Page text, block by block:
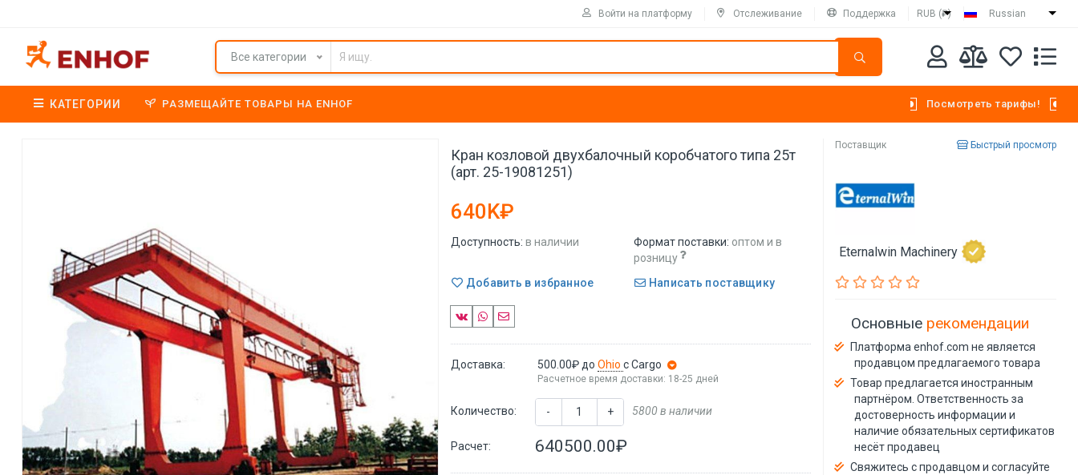
Войти на платформу Отслеживание Поддержка RUB (₽) Russian
Все категории
КАТЕГОРИИ РАЗМЕЩАЙТЕ ТОВАРЫ НА ENHOF Посмотреть тарифы!
Кран козловой двухбалочный коробчатого типа 25т
(арт. 25-19081251)
640K₽
Доступность: в наличии Формат поставки: оптом и в
розницу
Добавить в избранное
Написать поставщику
Доставка: 500.00₽ доOhioс Cargo
Расчетное время доставки: 18-25 дней
Количество: - + 5800 в наличии
Расчет: 640500.00₽
Поставщик Быстрый просмотр
Eternalwin Machinery
Основные рекомендации
Платформа enhof.com не является
продавцом предлагаемого товара
Товар предлагается иностранным
партнёром. Ответственность за
достоверность информации и
наличие обязательных сертификатов
несёт продавец
Свяжитесь с продавцом и согласуйте